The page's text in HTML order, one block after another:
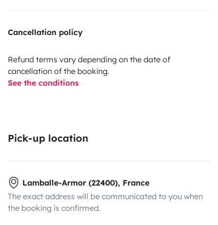
Cancellation policy
Refund terms vary depending on the date of
cancellation of the booking.
See the conditions
Pick-up location
Lamballe-Armor (22400), France
The exact address will be communicated to you when
the booking is confirmed.